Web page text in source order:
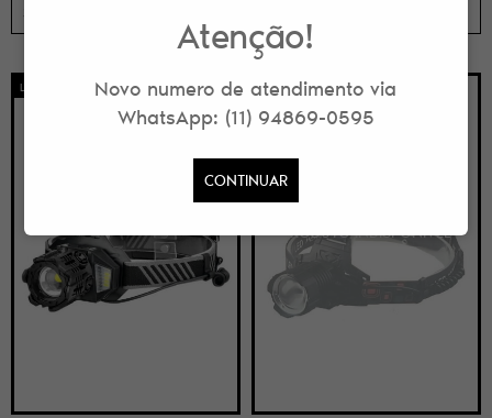
Selecione
LANÇAMENTO LANÇAMENTO
Atenção!
Novo numero de atendimento via
WhatsApp: (11) 94869-0595
CONTINUAR